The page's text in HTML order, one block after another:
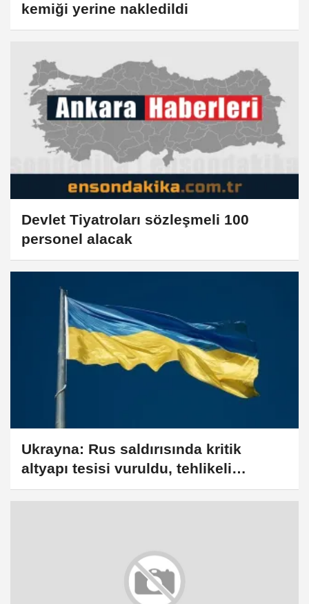
kemiği yerine nakledildi
Devlet Tiyatroları sözleşmeli 100
personel alacak
Ukrayna: Rus saldırısında kritik
altyapı tesisi vuruldu, tehlikeli
kimyasal madde sızdı